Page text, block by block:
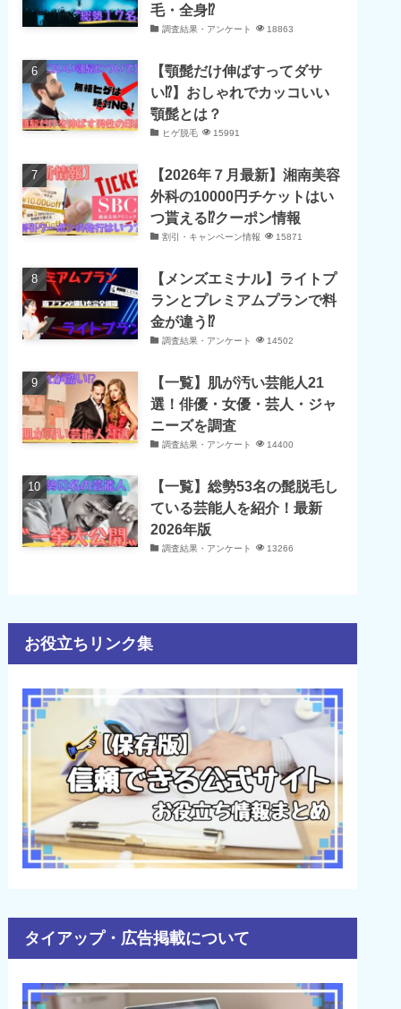
毛・全身⁉
調査結果・アンケート 18863
【顎髭だけ伸ばすってダサ
い⁉】おしゃれでカッコいい
顎髭とは？
ヒゲ脱毛 15991
【2026年７月最新】湘南美容
外科の10000円チケットはい
つ貰える⁉クーポン情報
割引・キャンペーン情報 15871
【メンズエミナル】ライトプ
ランとプレミアムプランで料
金が違う⁉
調査結果・アンケート 14502
【一覧】肌が汚い芸能人21
選！俳優・女優・芸人・ジャ
ニーズを調査
調査結果・アンケート 14400
【一覧】総勢53名の髭脱毛し
ている芸能人を紹介！最新
2026年版
調査結果・アンケート 13266
お役立ちリンク集
タイアップ・広告掲載について